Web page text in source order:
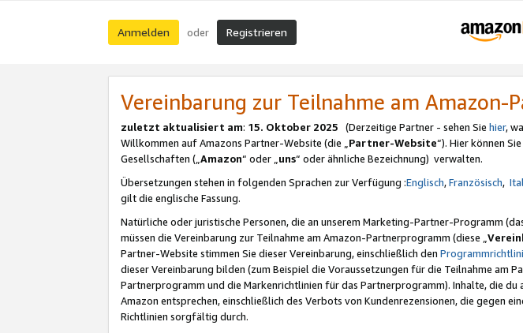
Anmelden oder Registrieren
Vereinbarung zur Teilnahme am Amazon-
zuletzt aktualisiert am: 15. Oktober 2025 (Derzeitige Partner - sehen Sie hier,
Willkommen auf Amazons Partner-Website (die „Partner-Website“). Hier können
Gesellschaften („Amazon“ oder „uns“ oder ähnliche Bezeichnung) verwalten.
Übersetzungen stehen in folgenden Sprachen zur Verfügung :Englisch,Französisch,
gilt die englische Fassung.
Natürliche oder juristische Personen, die an unserem Marketing-Partner-Programm
müssen die Vereinbarung zur Teilnahme am Amazon-Partnerprogramm (diese „
Partner-Website stimmen Sie dieser Vereinbarung, einschließlich den
dieser Vereinbarung bilden (zum Beispiel die Voraussetzungen für die Teilnahme
Partnerprogramm und die Markenrichtlinien für das Partnerprogramm). Inhalte, die
Amazon entsprechen, einschließlich des Verbots von Kundenrezensionen, die gegen
Richtlinien sorgfältig durch.